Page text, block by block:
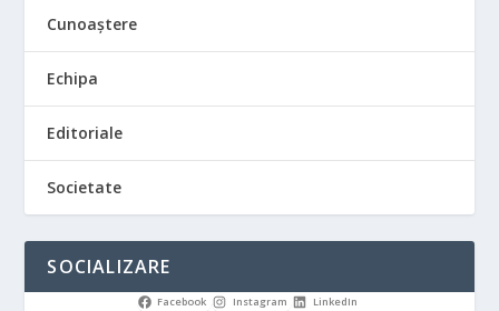
Cunoaștere
Echipa
Editoriale
Societate
SOCIALIZARE
Facebook Instagram LinkedIn